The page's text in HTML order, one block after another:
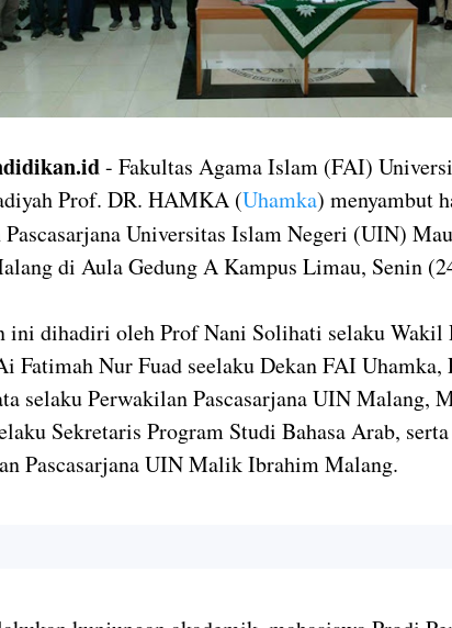
- Fakultas Agama Islam (FAI)
Prof. DR. HAMKA (Uhamka) menyambut
Pascasarjana Universitas Islam Negeri (UIN)
di Aula Gedung A Kampus Limau, Senin
ini dihadiri oleh Prof Nani Solihati selaku
Fatimah Nur Fuad seelaku Dekan FAI
selaku Perwakilan Pascasarjana UIN Malang,
Sekretaris Program Studi Bahasa Arab,
Pascasarjana UIN Malik Ibrahim Malang.